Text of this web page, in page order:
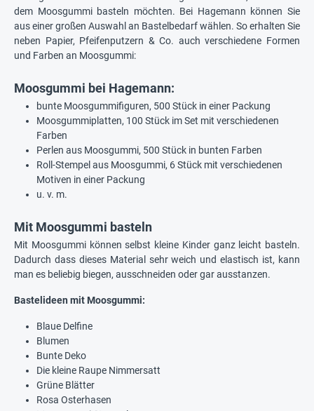
dem Moosgummi basteln möchten. Bei Hagemann können Sie
aus einer großen Auswahl an Bastelbedarf wählen. So erhalten Sie
neben Papier, Pfeifenputzern & Co. auch verschiedene Formen
und Farben an Moosgummi:
Moosgummi bei Hagemann:
bunte Moosgummifiguren, 500 Stück in einer Packung
Moosgummiplatten, 100 Stück im Set mit verschiedenen
Farben
Perlen aus Moosgummi, 500 Stück in bunten Farben
Roll-Stempel aus Moosgummi, 6 Stück mit verschiedenen
Motiven in einer Packung
u. v. m.
Mit Moosgummi basteln
Mit Moosgummi können selbst kleine Kinder ganz leicht basteln.
Dadurch dass dieses Material sehr weich und elastisch ist, kann
man es beliebig biegen, ausschneiden oder gar ausstanzen.
Bastelideen mit Moosgummi:
Blaue Delfine
Blumen
Bunte Deko
Die kleine Raupe Nimmersatt
Grüne Blätter
Rosa Osterhasen